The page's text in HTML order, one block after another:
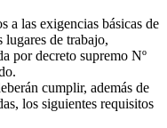
a las exigencias básicas de
lugares de trabajo,
por decreto supremo Nº
cumplir, además de
los siguientes requisitos